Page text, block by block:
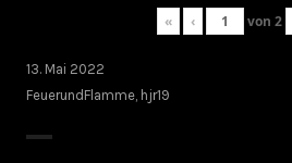
« ‹ von 2
13. Mai 2022
FeuerundFlamme hjr19